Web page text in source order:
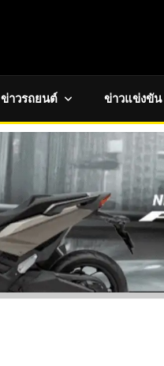
ข่าวรถยนต์ ข่าวแข่งขัน